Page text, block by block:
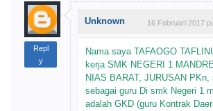
Repl
y
Unknown 16 Februari 2017
Nama saya TAFAOGO
kerja SMK NEGERI 1
NIAS BARAT, JURUSAN PKn,
sebagai guru Di smk Negeri 1
adalah GKD (guru Kontrak